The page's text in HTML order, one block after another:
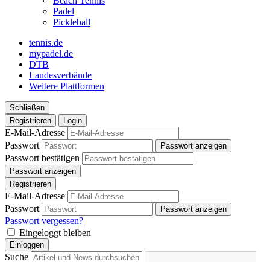
Padel
Pickleball
tennis.de
mypadel.de
DTB
Landesverbände
Weitere Plattformen
Schließen
Registrieren
Login
E-Mail-Adresse
Passwort
Passwort anzeigen
Passwort bestätigen
Passwort anzeigen
Registrieren
E-Mail-Adresse
Passwort
Passwort anzeigen
Passwort vergessen?
Eingeloggt bleiben
Einloggen
Suche